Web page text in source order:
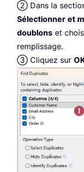
② Dans la
Sélectionner et
doublons et
remplissage.
③ Cliquez sur